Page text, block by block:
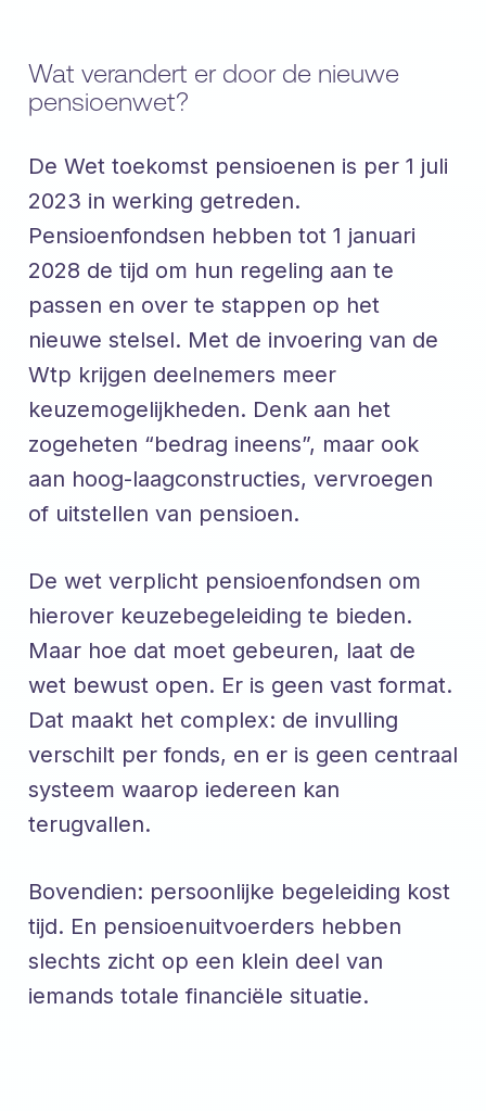
Wat verandert er door de nieuwe
pensioenwet?
De Wet toekomst pensioenen is per 1 juli
2023 in werking getreden.
Pensioenfondsen hebben tot 1 januari
2028 de tijd om hun regeling aan te
passen en over te stappen op het
nieuwe stelsel. Met de invoering van de
Wtp krijgen deelnemers meer
keuzemogelijkheden. Denk aan het
zogeheten “bedrag ineens”, maar ook
aan hoog-laagconstructies, vervroegen
of uitstellen van pensioen.
De wet verplicht pensioenfondsen om
hierover keuzebegeleiding te bieden.
Maar hoe dat moet gebeuren, laat de
wet bewust open. Er is geen vast format.
Dat maakt het complex: de invulling
verschilt per fonds, en er is geen centraal
systeem waarop iedereen kan
terugvallen.
Bovendien: persoonlijke begeleiding kost
tijd. En pensioenuitvoerders hebben
slechts zicht op een klein deel van
iemands totale financiële situatie.